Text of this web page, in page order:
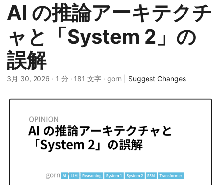
AI の推論アーキテクチ
ャと「System 2」の
誤解
3月 30, 2026 · 1 分 · 181 文字 · gorn | Suggest Changes